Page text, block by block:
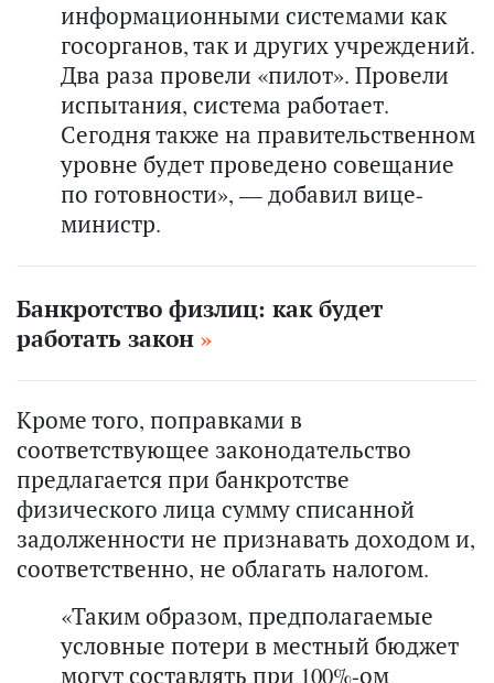
информационными системами как
госорганов, так и других учреждений.
Два раза провели «пилот». Провели
испытания, система работает.
Сегодня также на правительственном
уровне будет проведено совещание
по готовности», — добавил вице-
министр.
Банкротство физлиц: как будет
работать закон
Кроме того, поправками в
соответствующее законодательство
предлагается при банкротстве
физического лица сумму списанной
задолженности не признавать доходом и,
соответственно, не облагать налогом.
«Таким образом, предполагаемые
условные потери в местный бюджет
могут составлять при 100%-ом